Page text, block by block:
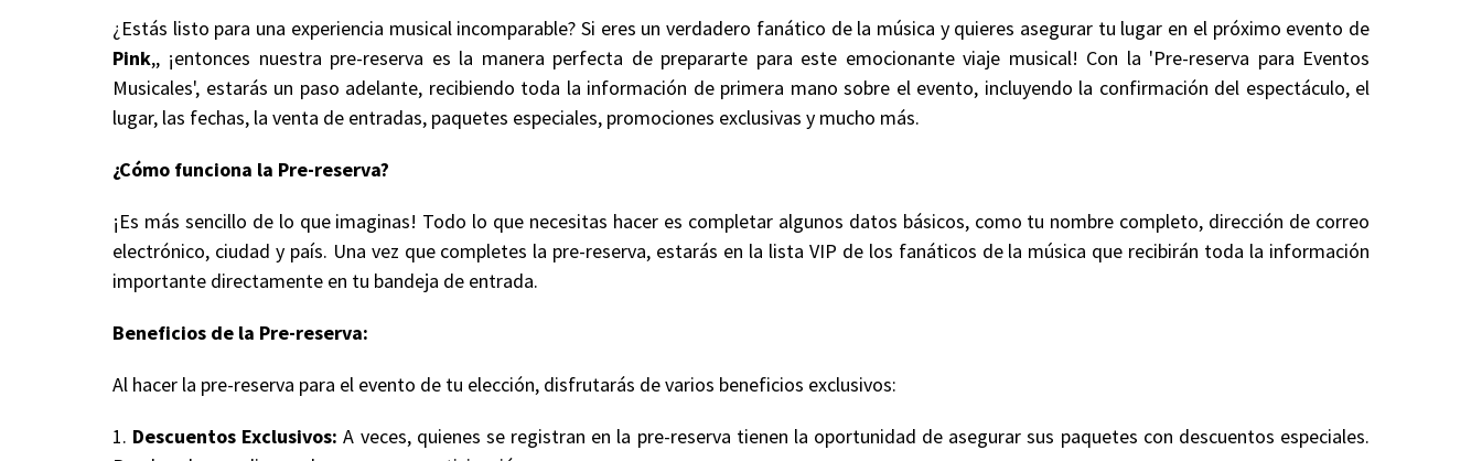
¿Estás listo para una experiencia musical incomparable? Si eres un verdadero fanático de la música y quieres asegurar tu lugar en el próximo evento de
Pink,, ¡entonces nuestra pre-reserva es la manera perfecta de prepararte para este emocionante viaje musical! Con la 'Pre-reserva para Eventos
Musicales', estarás un paso adelante, recibiendo toda la información de primera mano sobre el evento, incluyendo la confirmación del espectáculo, el
lugar, las fechas, la venta de entradas, paquetes especiales, promociones exclusivas y mucho más.
¿Cómo funciona la Pre-reserva?
¡Es más sencillo de lo que imaginas! Todo lo que necesitas hacer es completar algunos datos básicos, como tu nombre completo, dirección de correo
electrónico, ciudad y país. Una vez que completes la pre-reserva, estarás en la lista VIP de los fanáticos de la música que recibirán toda la información
importante directamente en tu bandeja de entrada.
Beneficios de la Pre-reserva:
Al hacer la pre-reserva para el evento de tu elección, disfrutarás de varios beneficios exclusivos:
1. Descuentos Exclusivos: A veces, quienes se registran en la pre-reserva tienen la oportunidad de asegurar sus paquetes con descuentos especiales.